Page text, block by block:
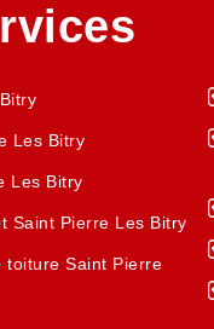
Les Bitry
Les Bitry
Saint Pierre Les Bitry
toiture Saint Pierre